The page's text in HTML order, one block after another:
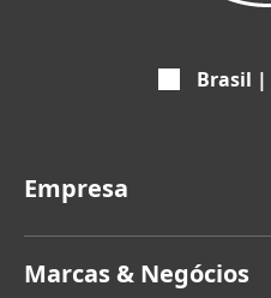
Brasil
Empresa
Marcas & Negócios